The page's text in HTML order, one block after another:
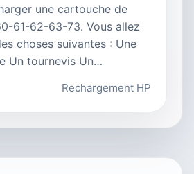
une cartouche de
61-62-63-73. Vous allez
choses suivantes : Une
Un tournevis Un…
Rechargement HP